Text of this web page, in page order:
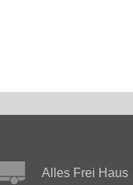
Alles Frei Haus